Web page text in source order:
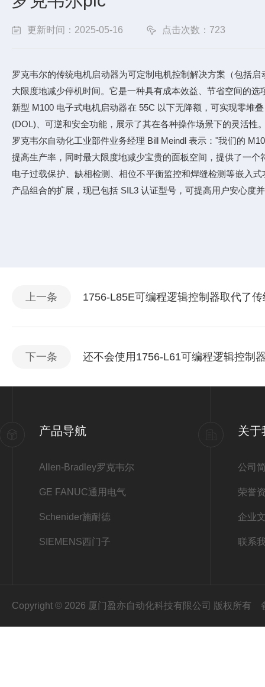
更新时间：2025-05-16 点击次数：723
罗克韦尔的传统电机启动器为可定制电机控制解决方案（包括
大限度地减少停机时间。它是一种具有成本效益、节省空间的
新型 M100 电子式电机启动器在 55C 以下无降额，可实现零堆
(DOL)、可逆和安全功能，展示了其在各种操作场景下的灵活性
罗克韦尔自动化工业部件业务经理 Bill Meindl 表示："我们的
提高生产率，同时最大限度地减少宝贵的面板空间，提供了一
电子过载保护、缺相检测、相位不平衡监控和焊缝检测等嵌入
产品组合的扩展，现已包括 SIL3 认证型号，可提高用户安心度
上一条 1756-L85E可编程逻辑控制器取代了
下一条 还不会使用1756-L61可编程逻辑控制
产品导航
Allen-Bradley罗克韦尔
GE FANUC通用电气
Schenider施耐德
SIEMENS西门子
关于
公司
荣誉
企业
联系
Copyright © 2026 厦门盈亦自动化科技有限公司 版权所有